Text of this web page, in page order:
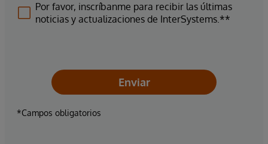
Por favor, inscríbanme para recibir las últimas
noticias y actualizaciones de InterSystems.**
Enviar
*Campos obligatorios